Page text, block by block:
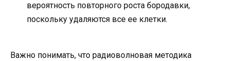
вероятность повторного роста бородавки,
поскольку удаляются все ее клетки.
Важно понимать, что радиоволновая методика